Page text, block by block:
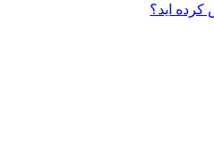
کرده اید؟